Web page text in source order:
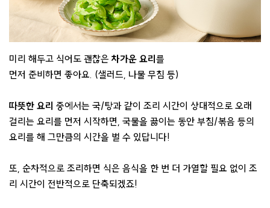
미리 해두고 식어도 괜찮은 차가운 요리를
먼저 준비하면 좋아요. (샐러드, 나물 무침 등)
따뜻한 요리 중에서는 국/탕과 같이 조리 시간이 상대적으로 오래
걸리는 요리를 먼저 시작하면, 국물을 끓이는 동안 부침/볶음 등의
요리를 해 그만큼의 시간을 벌 수 있답니다!
또, 순차적으로 조리하면 식은 음식을 한 번 더 가열할 필요 없이 조
리 시간이 전반적으로 단축되겠죠!